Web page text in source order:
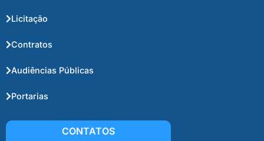
Licitação
Contratos
Audiências Públicas
Portarias
CONTATOS